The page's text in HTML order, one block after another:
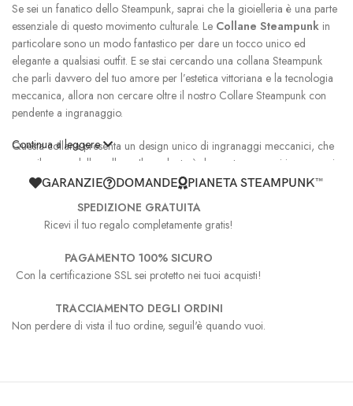
Se sei un fanatico dello Steampunk, saprai che la gioielleria è una parte
essenziale di questo movimento culturale. Le Collane Steampunk in
particolare sono un modo fantastico per dare un tocco unico ed
elegante a qualsiasi outfit. E se stai cercando una collana Steampunk
che parli davvero del tuo amore per l’estetica vittoriana e la tecnologia
meccanica, allora non cercare oltre il nostro Collare Steampunk con
pendente a ingranaggio.
Questa collana presenta un design unico di ingranaggi meccanici, che
sono il cuore della collana. Il pendente è decorato con vari ingranaggi
di diverse dimensioni e colori, conferendogli un aspetto industriale e di
metallo, come una piccola chiave e viti, che si adattano perfettamente al
tema Steampunk. Questa collana è veramente unica ed è un modo
perfetto per aggiungere un pezzo unico digioielleria Steampunk
alla tua collezione.
Se sei un appassionato dell’estetica Steampunk, non puoi sbagliare con il
nostro
Pendente Steampunk
con pendente a ingranaggio. E se stai
cercando più opzioni di gioielleria Steampunk, assicurati di esplorare la
Continua a leggere
GARANZIE DOMANDE PIANETA STEAMPUNK™
SPEDIZIONE GRATUITA
Ricevi il tuo regalo completamente gratis!
PAGAMENTO 100% SICURO
Con la certificazione SSL sei protetto nei tuoi acquisti!
TRACCIAMENTO DEGLI ORDINI
Non perdere di vista il tuo ordine, seguil'è quando vuoi.